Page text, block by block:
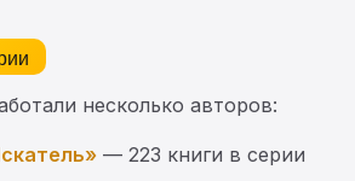
несколько авторов:
— 223 книги в серии